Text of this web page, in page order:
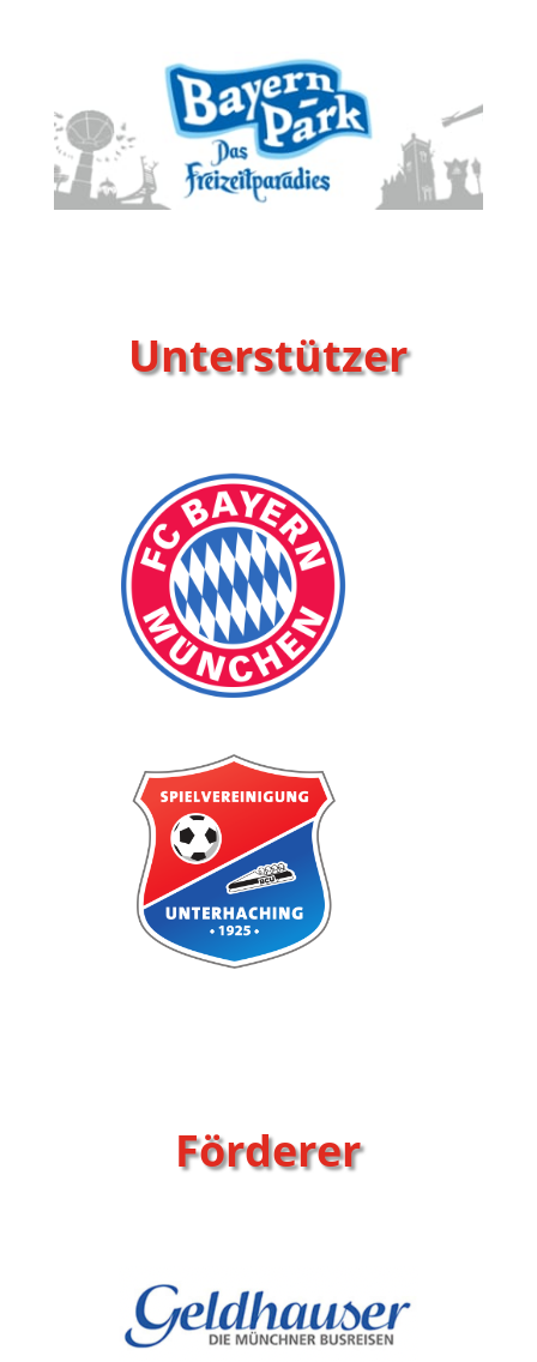
Unterstützer
Förderer